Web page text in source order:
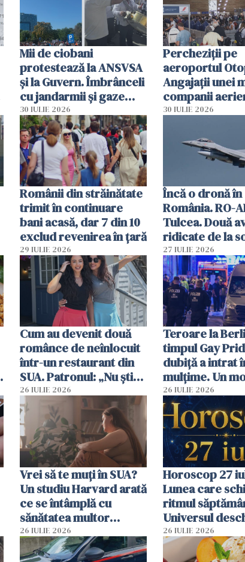
Mii de ciobani
protestează la ANSVSA
și la Guvern. Îmbrânceli
cu jandarmii și gaze
lacrimogene
30 IULIE 2026
Percheziții pe
aeroportul
Angajații unei
companii
parfumuri,
vânzării
30 IULIE 2026
Românii din străinătate
trimit în continuare
bani acasă, dar 7 din 10
exclud revenirea în țară
29 IULIE 2026
Încă o dronă în
România. RO-
Tulcea. Două
ridicate de la
27 IULIE 2026
Cum au devenit două
românce de neînlocuit
într-un restaurant din
SUA. Patronul: „Nu știu
ce o să mă fac fără voi”
26 IULIE 2026
Teroare la
timpul Gay
dubiță a intrat
mulțime. Un
răniți
26 IULIE 2026
Vrei să te muți în SUA?
Un studiu Harvard arată
ce se întâmplă cu
sănătatea multor
imigranți
26 IULIE 2026
Horoscop 27
Lunea care
ritmul
Universul
neașteptate
unele zodii
26 IULIE 2026